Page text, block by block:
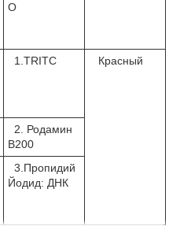
О
1.TRITC Красный
2. Родамин
В200
3.Пропидий
Йодид: ДНК